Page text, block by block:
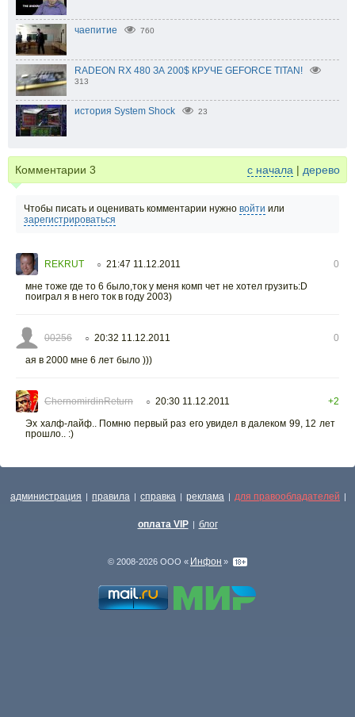
чаепитие 760
RADEON RX 480 ЗА 200$ КРУЧЕ GEFORCE TITAN!
313
история System Shock 23
Комментарии 3 с начала | дерево
Чтобы писать и оценивать комментарии нужно войти или
зарегистрироваться
REKRUT ○ 21:47 11.12.2011
0
мне тоже где то 6 было,ток у меня комп чет не хотел грузить:D
поиграл я в него ток в году 2003)
00256 ○ 20:32 11.12.2011
0
ая в 2000 мне 6 лет было )))
ChernomirdinReturn ○ 20:30 11.12.2011
+2
Эх халф-лайф.. Помню первый раз его увидел в далеком 99, 12 лет
прошло.. :)
администрация | правила | справка | реклама | для правообладателей |
оплата VIP | блог
© 2008-2026 ООО « Инфон »